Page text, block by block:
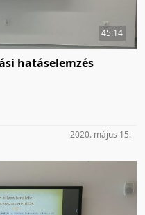
45:14
hatáselemzés
2020. május 15.